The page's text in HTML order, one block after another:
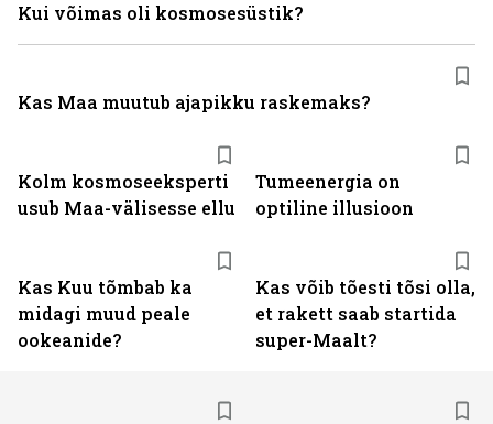
Kolm kosmoseeksperti
usub Maa-välisesse ellu
Tumeenergia on
optiline illusioon
Kas Kuu tõmbab ka
midagi muud peale
ookeanide?
Kas võib tõesti tõsi olla,
et rakett saab startida
super-Maalt?
Kui võimas oli kosmosesüstik?
Kas Maa muutub ajapikku raskemaks?